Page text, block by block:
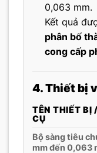
0,063 mm.
Kết quả
phân bố
cong cấp
4. Thiết bị
TÊN THIẾT BỊ
CỤ
Bộ sàng tiêu
mm đến 0,063